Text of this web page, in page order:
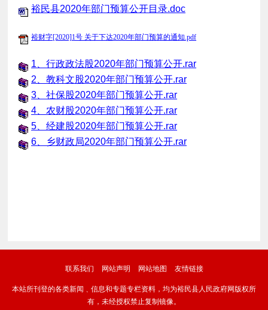
裕民县2020年部门预算公开目录.doc
裕财字[2020]1号 关于下达2020年部门预算的通知.pdf
1、行政政法股2020年部门预算公开.rar
2、教科文股2020年部门预算公开.rar
3、社保股2020年部门预算公开.rar
4、农财股2020年部门预算公开.rar
5、经建股2020年部门预算公开.rar
6、乡财政局2020年部门预算公开.rar
联系我们 网站声明 网站地图 友情链接
本站所刊登的各类新闻﹑信息和专题专栏资料，均为裕民县人民政府网版权所
有，未经授权禁止复制镜像。